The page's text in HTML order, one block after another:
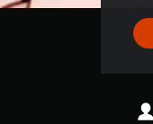
7
7
星
滿